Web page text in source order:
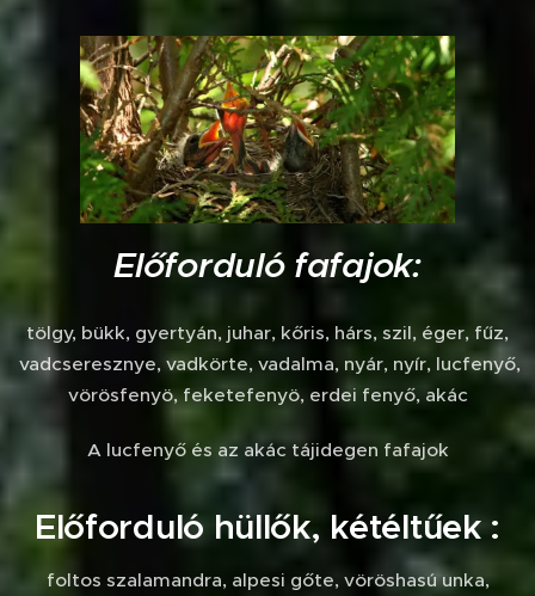
Előforduló fafajok:
tölgy, bükk, gyertyán, juhar, kőris, hárs, szil, éger, fűz,
vadcseresznye, vadkörte, vadalma, nyár, nyír, lucfenyő,
vörösfenyö, feketefenyö, erdei fenyő, akác
A lucfenyő és az akác tájidegen fafajok
Előforduló hüllők, kétéltűek :
foltos szalamandra, alpesi gőte, vöröshasú unka,